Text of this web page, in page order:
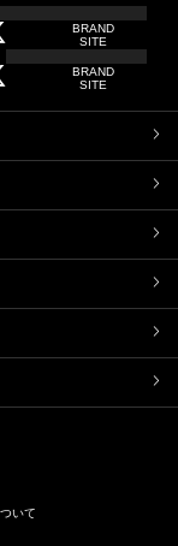
BRAND
SITE
BRAND
SITE
いて